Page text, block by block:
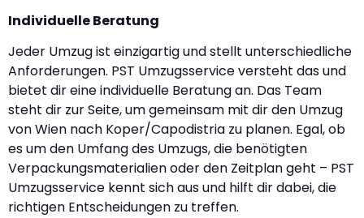
Individuelle Beratung
Jeder Umzug ist einzigartig und stellt unterschiedliche
Anforderungen. PST Umzugsservice versteht das und
bietet dir eine individuelle Beratung an. Das Team
steht dir zur Seite, um gemeinsam mit dir den Umzug
von Wien nach Koper/Capodistria zu planen. Egal, ob
es um den Umfang des Umzugs, die benötigten
Verpackungsmaterialien oder den Zeitplan geht – PST
Umzugsservice kennt sich aus und hilft dir dabei, die
richtigen Entscheidungen zu treffen.